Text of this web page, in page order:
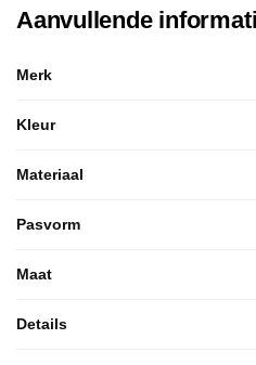
Aanvullende
Merk
Kleur
Materiaal
Pasvorm
Maat
Details